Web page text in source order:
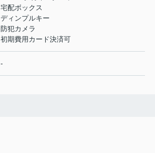
宅配ボックス
ディンプルキー
防犯カメラ
初期費用カード決済可
-